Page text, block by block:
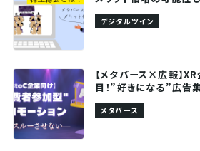
デジタルツイン
【メタバース×広報】
目！”好きになる”広告
メタバース